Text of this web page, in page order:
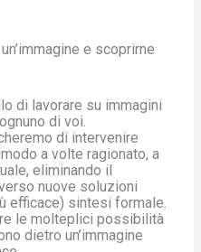
e scoprirne
di lavorare su immagini
di voi.
di intervenire
a volte ragionato, a
eliminando il
nuove soluzioni
efficace) sintesi formale.
le molteplici possibilità
dietro un’immagine